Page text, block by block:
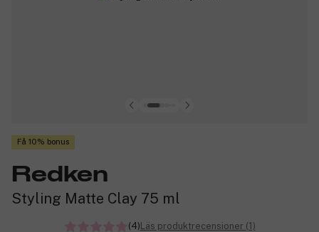
Få 10% bonus
Redken
Styling Matte Clay 75 ml
(4)Läs produktrecensioner (1)